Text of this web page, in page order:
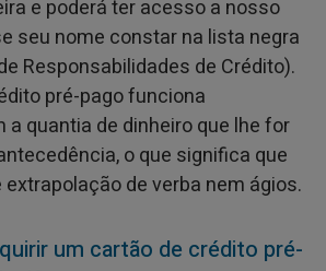
e poderá ter acesso a nosso
seu nome constar na lista negra
Responsabilidades de Crédito).
pré-pago funciona
quantia de dinheiro que lhe for
o que significa que
de verba nem ágios.
um cartão de crédito pré-